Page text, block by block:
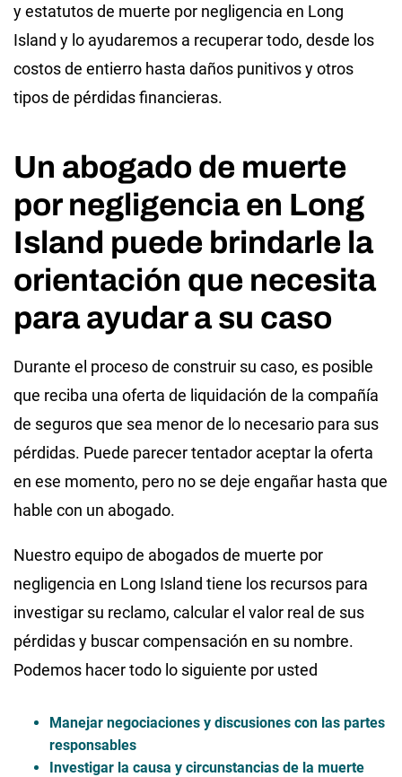
y estatutos de muerte por negligencia en Long
Island y lo ayudaremos a recuperar todo, desde los
costos de entierro hasta daños punitivos y otros
tipos de pérdidas financieras.
Un abogado de muerte
por negligencia en Long
Island puede brindarle la
orientación que necesita
para ayudar a su caso
Durante el proceso de construir su caso, es posible
que reciba una oferta de liquidación de la compañía
de seguros que sea menor de lo necesario para sus
pérdidas. Puede parecer tentador aceptar la oferta
en ese momento, pero no se deje engañar hasta que
hable con un abogado.
Nuestro equipo de abogados de muerte por
negligencia en Long Island tiene los recursos para
investigar su reclamo, calcular el valor real de sus
pérdidas y buscar compensación en su nombre.
Podemos hacer todo lo siguiente por usted
Manejar negociaciones y discusiones con las partes
responsables
Investigar la causa y circunstancias de la muerte